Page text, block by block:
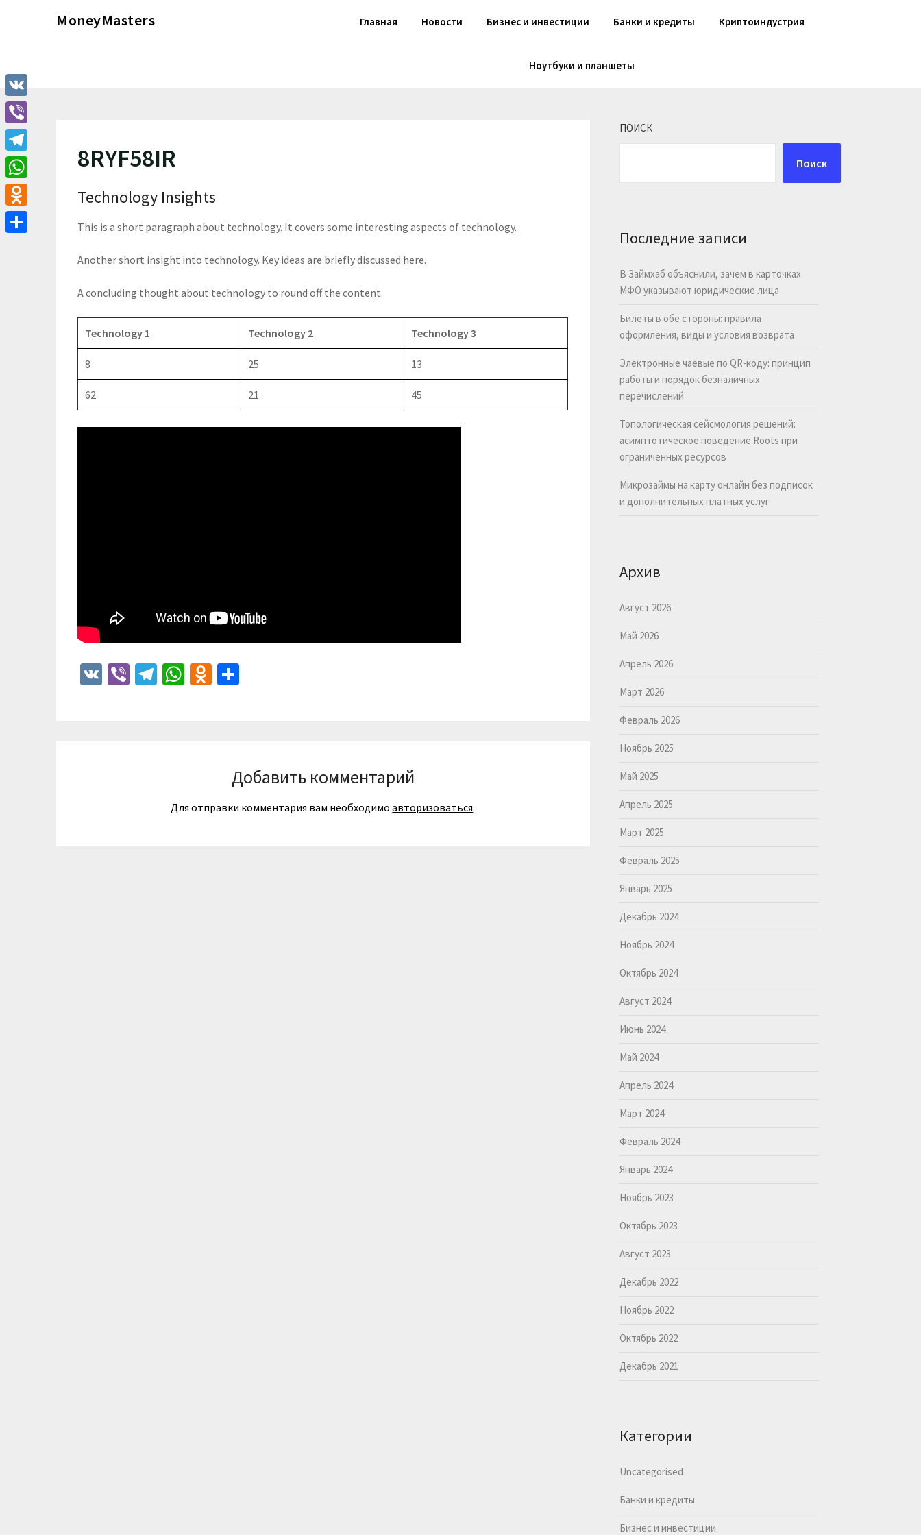
MoneyMasters Главная Новости Бизнес и инвестиции Банки и кредиты Криптоиндустрия
Ноутбуки и планшеты
8RYF58IR
Technology Insights
This is a short paragraph about technology. It covers some interesting aspects of technology.
Another short insight into technology. Key ideas are briefly discussed here.
A concluding thought about technology to round off the content.
Technology 1 Technology 2 Technology 3
8 25 13
62 21 45
VK ViberTelegram
WhatsApp
Odnoklassniki
Добавить комментарий
Для отправки комментария вам необходимоавторизоваться.
ПОИСК
Поиск
Последние записи
В Займхаб объяснили, зачем в карточках
МФО указывают юридические лица
Билеты в обе стороны: правила
оформления, виды и условия возврата
Электронные чаевые по QR-коду: принцип
работы и порядок безналичных
перечислений
Топологическая сейсмология решений:
асимптотическое поведение Roots при
ограниченных ресурсов
Микрозаймы на карту онлайн без подписок
и дополнительных платных услуг
Архив
Август 2026
Май 2026
Апрель 2026
Март 2026
Февраль 2026
Ноябрь 2025
Май 2025
Апрель 2025
Март 2025
Февраль 2025
Январь 2025
Декабрь 2024
Ноябрь 2024
Октябрь 2024
Август 2024
Июнь 2024
Май 2024
Апрель 2024
Март 2024
Февраль 2024
Январь 2024
Ноябрь 2023
Октябрь 2023
Август 2023
Декабрь 2022
Ноябрь 2022
Октябрь 2022
Декабрь 2021
Категории
Uncategorised
Банки и кредиты
Бизнес и инвестиции
VK
Viber
Telegram
WhatsApp
Odnoklassniki